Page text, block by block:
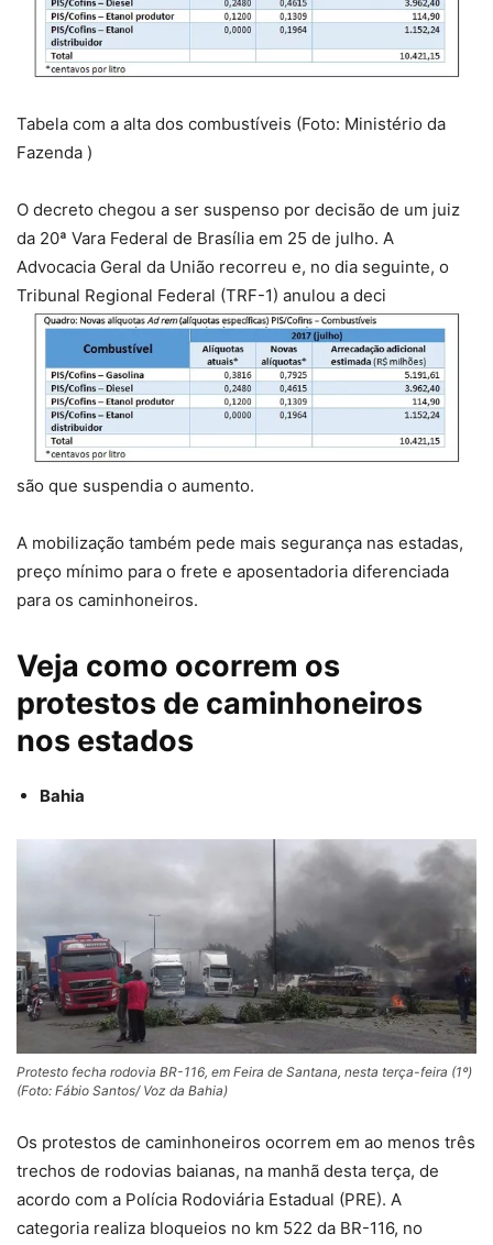
Tabela com a alta dos combustíveis (Foto: Ministério da
Fazenda )
O decreto chegou a ser suspenso por decisão de um juiz
da 20ª Vara Federal de Brasília em 25 de julho. A
Advocacia Geral da União recorreu e, no dia seguinte, o
Tribunal Regional Federal (TRF-1) anulou a deci
são que suspendia o aumento.
A mobilização também pede mais segurança nas estadas,
preço mínimo para o frete e aposentadoria diferenciada
para os caminhoneiros.
Veja como ocorrem os
protestos de caminhoneiros
nos estados
Bahia
Protesto fecha rodovia BR-116, em Feira de Santana, nesta terça-feira (1º)
(Foto: Fábio Santos/ Voz da Bahia)
Os protestos de caminhoneiros ocorrem em ao menos três
trechos de rodovias baianas, na manhã desta terça, de
acordo com a Polícia Rodoviária Estadual (PRE). A
categoria realiza bloqueios no km 522 da BR-116, no